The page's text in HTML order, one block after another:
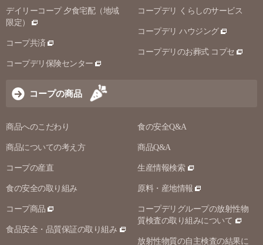
デイリーコープ 夕食宅配（地域
限定）
コープ共済
コープデリ保険センター
コープデリ くらしのサービス
コープデリ ハウジング
コープデリのお葬式 コプセ
コープの商品
商品へのこだわり
商品についての考え方
コープの産直
食の安全の取り組み
コープ商品
食品安全・品質保証の取り組み
食の安全Q&A
商品Q&A
生産情報検索
原料・産地情報
コープデリグループの放射性物
質検査の取り組みについて
放射性物質の自主検査の結果に